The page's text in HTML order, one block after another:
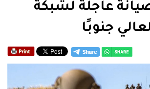
عاجلة لشبكة
جنوبًا